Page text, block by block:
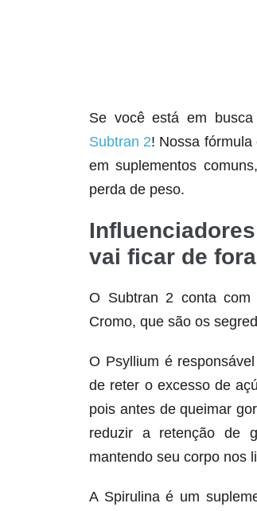
Se você está em
Subtran 2! Nossa
em suplementos
perda de peso.
vai ficar de
O Subtran 2 conta com
Cromo, que são os
O Psyllium é
de reter o excesso de
pois antes de queimar
reduzir a retenção de
mantendo seu corpo nos
A Spirulina é um